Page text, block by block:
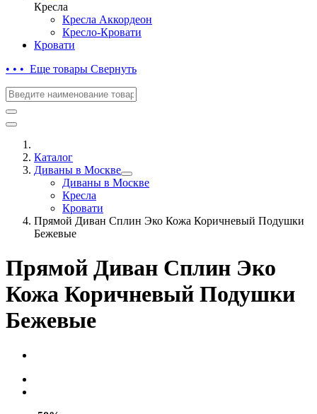
Кресла
Кресла Аккордеон
Кресло-Кровати
Кровати
• • • Еще товары Свернуть
Каталог
Диваны в Москве
Диваны в Москве
Кресла
Кровати
Прямой Диван Сплин Эко Кожа Коричневый Подушки
Бежевые
Прямой Диван Сплин Эко
Кожа Коричневый Подушки
Бежевые